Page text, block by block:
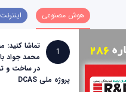
هوش مصنوعی
1
تماشا کنید:
محمد جواد
در ساخت و
پروژه ملی DCAS